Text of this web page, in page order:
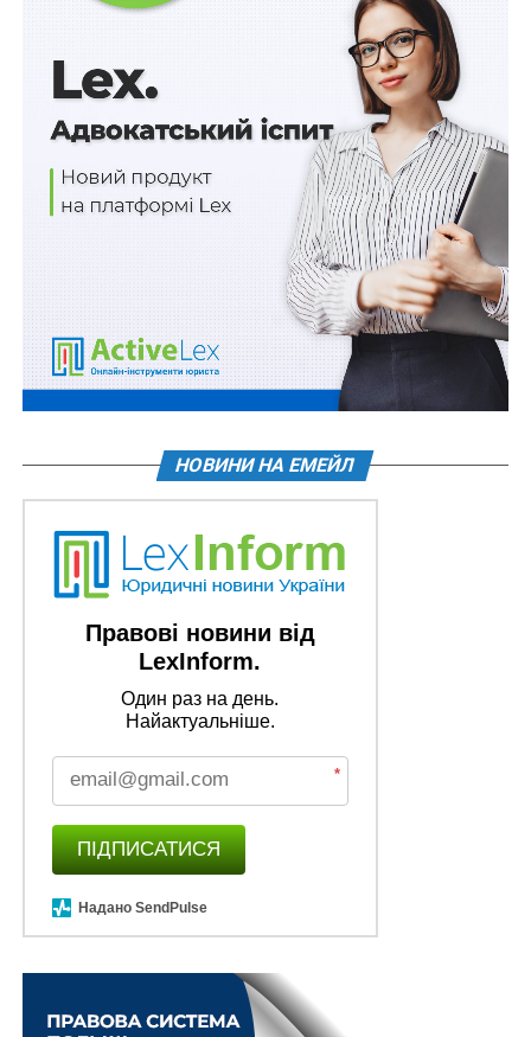
ПОВ'ЯЗАНІ ТЕМИ:
НАСТУПНА
Зброю і боєприпаси слід задекларувати
цивільним, які беруть участь у відсічі збройній
агресії
НЕ ПРОПУСТІТЬ
Щорічне погодження фінпоказників
держпідприємств: затверджено Порядок
НОВИНИ НА ЕМЕЙЛ
Правові новини від
LexInform.
Один раз на день.
Найактуальніше.
*
ПІДПИСАТИСЯ
Надано SendPulse